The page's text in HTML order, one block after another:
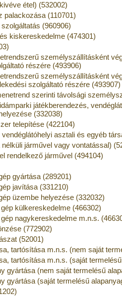
étel) (532002)
(110701)
(960906)
kiskereskedelme (474301)
személyszállításként
részére (493906)
személyszállításként
szolgáltató részére (493907)
szerinti távolsági
játékberendezés,
(332038)
telepítése (422104)
asztali és egyéb
járművel vagy vontatással)
rendelkező járművel (494104)
gyártása (289201)
javítása (331210)
üzembe helyezése (332032)
külkereskedelme (466302)
nagykereskedelme m.n.s.
(772902)
(52001)
tartósítása m.n.s. (nem saját
tartósítása m.n.s. (saját
gyártása (nem saját termelésű
gyártása (saját termelésű